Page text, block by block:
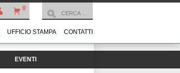
0
UFFICIO STAMPA CONTATTI
EVENTI